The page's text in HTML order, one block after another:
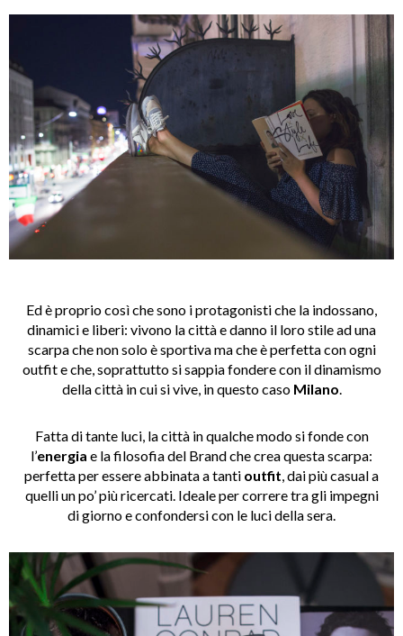
Ed è proprio così che sono i protagonisti che la indossano,
dinamici e liberi: vivono la città e danno il loro stile ad una
scarpa che non solo è sportiva ma che è perfetta con ogni
outfit e che, soprattutto si sappia fondere con il dinamismo
della città in cui si vive, in questo caso Milano.
Fatta di tante luci, la città in qualche modo si fonde con
l’energia e la filosofia del Brand che crea questa scarpa:
perfetta per essere abbinata a tanti outfit, dai più casual a
quelli un po’ più ricercati. Ideale per correre tra gli impegni
di giorno e confondersi con le luci della sera.